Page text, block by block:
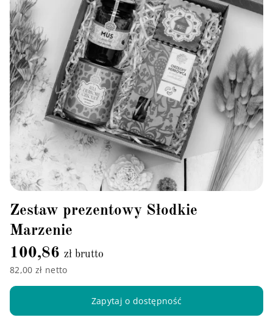
Zestaw prezentowy Słodkie
Marzenie
100,86 zł brutto
82,00 zł netto
Zapytaj o dostępność